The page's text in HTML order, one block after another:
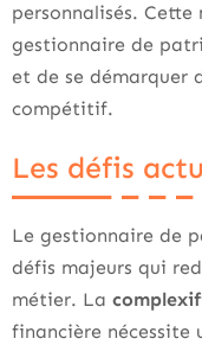
personnalisés.
gestionnaire de
et de se démarquer
compétitif.
Les défis
Le gestionnaire de
défis majeurs qui
métier. La
financière nécessite